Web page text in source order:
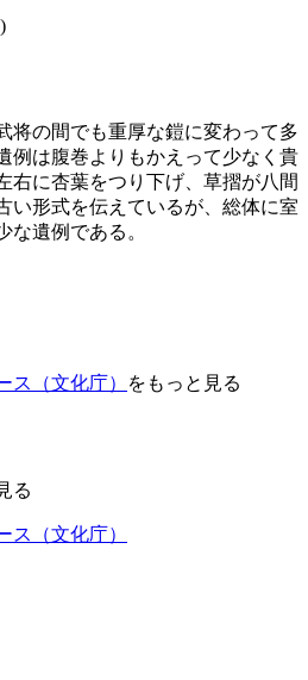
将の間でも重厚な鎧に変わって多
例は腹巻よりもかえって少なく貴
右に杏葉をつり下げ、草摺が八間
い形式を伝えているが、総体に室
な遺例である。
ス（文化庁） をもっと見る
る
ス（文化庁）